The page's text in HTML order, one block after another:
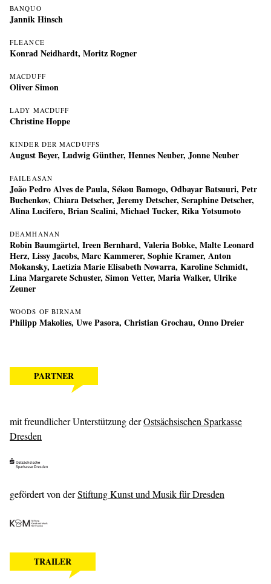
BANQUO
Jannik Hinsch
FLEANCE
Konrad Neidhardt, Moritz Rogner
MACDUFF
Oliver Simon
LADY MACDUFF
Christine Hoppe
KINDER DER MACDUFFS
August Beyer, Ludwig Günther, Hennes Neuber, Jonne Neuber
FAILEASAN
João Pedro Alves de Paula, Sékou Bamogo, Odbayar Batsuuri, Petr
Buchenkov, Chiara Detscher, Jeremy Detscher, Seraphine Detscher,
Alina Lucifero, Brian Scalini, Michael Tucker, Rika Yotsumoto
DEAMHANAN
Robin Baumgärtel, Ireen Bernhard, Valeria Bobke, Malte Leonard
Herz, Lissy Jacobs, Marc Kammerer, Sophie Kramer, Anton
Mokansky, Laetizia Marie Elisabeth Nowarra, Karoline Schmidt,
Lina Margarete Schuster, Simon Vetter, Maria Walker, Ulrike
Zeuner
WOODS OF BIRNAM
Philipp Makolies, Uwe Pasora, Christian Grochau, Onno Dreier
PARTNER
mit freundlicher Unterstützung derOstsächsischen Sparkasse
Dresden
gefördert von derStiftung Kunst und Musik für Dresden
TRAILER